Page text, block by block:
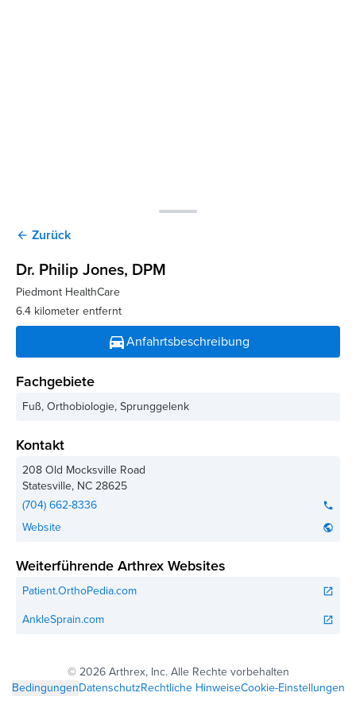
arrow_back Zurück
Dr. Philip Jones, DPM
Piedmont HealthCare
6.4 kilometer entfernt
directions_carAnfahrtsbeschreibung
Fachgebiete
Fuß, Orthobiologie, Sprunggelenk
Kontakt
208 Old Mocksville Road
Statesville, NC28625
(704) 662-8336
phone
Website public
Weiterführende Arthrex Websites
Patient.OrthoPedia.com open_in_new
AnkleSprain.com open_in_new
© 2026 Arthrex, Inc. Alle Rechte vorbehalten
BedingungenDatenschutzRechtliche HinweiseCookie-Einstellungen